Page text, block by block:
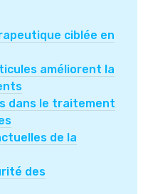
ciblée en
améliorent la
dans le traitement
de la
des